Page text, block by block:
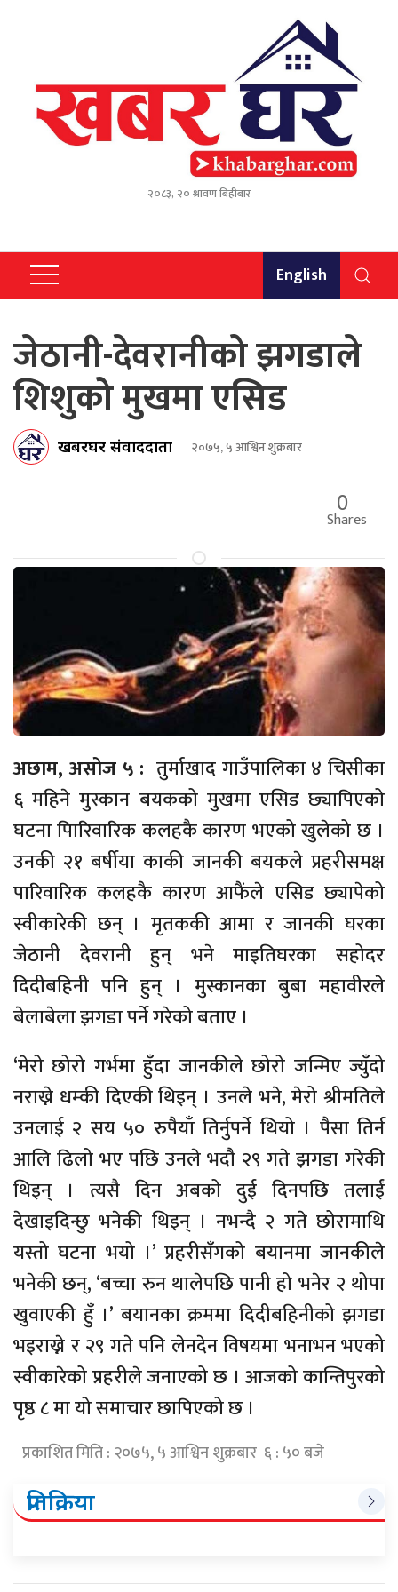
२०८३, २० श्रावण बिहीबार
English
जेठानी-देवरानीको झगडाले
शिशुको मुखमा एसिड
खबरघर संवाददाता २०७५, ५ आश्विन शुक्रबार
0
Shares
अछाम, असोज ५ : तुर्माखाद गाउँपालिका ४ चिसीका
६ महिने मुस्कान बयकको मुखमा एसिड छ्यापिएको
घटना पािरिवारिक कलहकै कारण भएको खुलेको छ ।
उनकी २१ बर्षीया काकी जानकी बयकले प्रहरीसमक्ष
पारिवारिक कलहकै कारण आफैंले एसिड छ्यापेको
स्वीकारेकी छन् । मृतककी आमा र जानकी घरका
जेठानी देवरानी हुन् भने माइतिघरका सहोदर
दिदीबहिनी पनि हुन् । मुस्कानका बुबा महावीरले
बेलाबेला झगडा पर्ने गरेको बताए ।
‘मेरो छोरो गर्भमा हुँदा जानकीले छोरो जन्मिए ज्युँदो
नराख्ने धम्की दिएकी थिइन् । उनले भने, मेरो श्रीमतिले
उनलाई २ सय ५० रुपैयाँ तिर्नुपर्ने थियो । पैसा तिर्न
आलि ढिलो भए पछि उनले भदौ २९ गते झगडा गरेकी
थिइन् । त्यसै दिन अबको दुई दिनपछि तलाईं
देखाइदिन्छु भनेकी थिइन् । नभन्दै २ गते छोरामाथि
यस्तो घटना भयो ।’ प्रहरीसँगको बयानमा जानकीले
भनेकी छन्, ‘बच्चा रुन थालेपछि पानी हो भनेर २ थोपा
खुवाएकी हुँ ।’ बयानका क्रममा दिदीबहिनीको झगडा
भइराख्ने र २९ गते पनि लेनदेन विषयमा भनाभन भएको
स्वीकारेको प्रहरीले जनाएको छ । आजको कान्तिपुरको
पृष्ठ ८ मा यो समाचार छापिएको छ ।
प्रकाशित मिति : २०७५, ५ आश्विन शुक्रबार ६ : ५० बजे
प्रतिक्रिया